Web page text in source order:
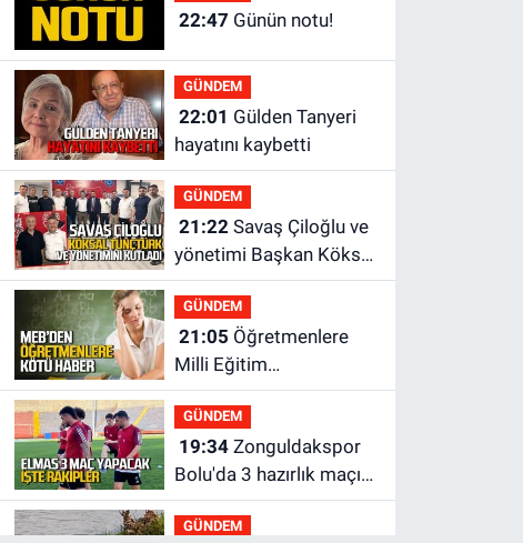
22:47 Günün notu!
GÜNDEM
22:01
hayatını kaybetti
GÜNDEM
21:22Savaş Çiloğlu ve
yönetimi Başkan Köksal
Tunçtürk’ü kutladı
GÜNDEM
21:05
Milli Eğitim
Bakanlığı'ndan kötü
haber
GÜNDEM
19:34Zonguldakspor
Bolu'da 3 hazırlık maçı
oynayacak... İşte
rakipler...
GÜNDEM